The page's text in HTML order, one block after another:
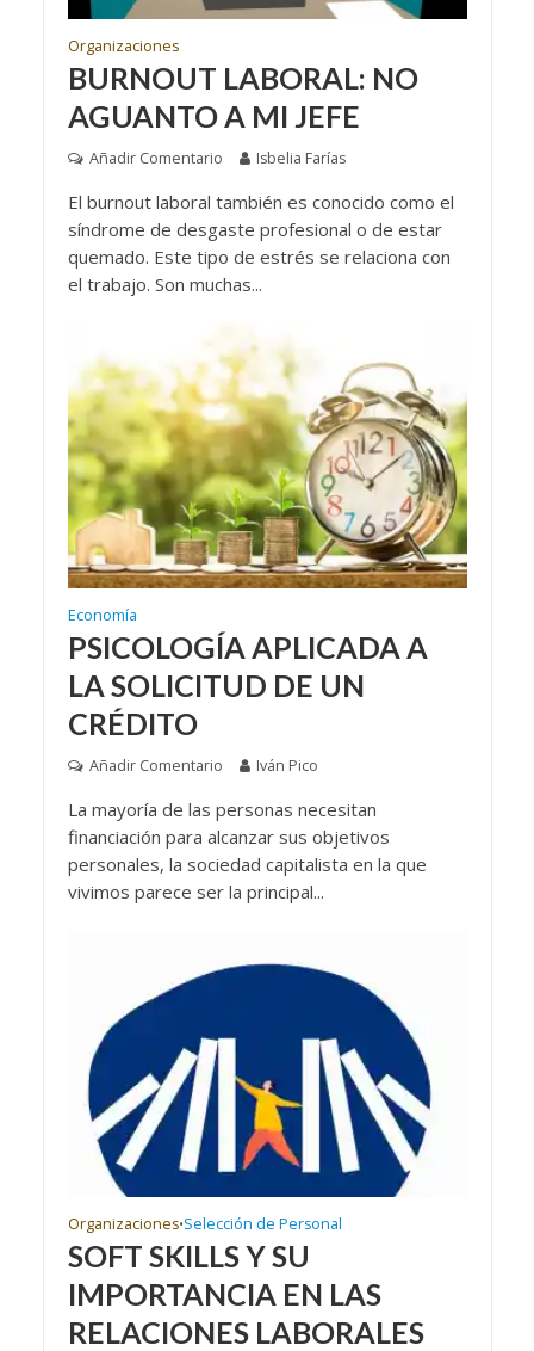
Organizaciones
BURNOUT LABORAL: NO
AGUANTO A MI JEFE
Añadir Comentario Isbelia Farías
El burnout laboral también es conocido como el
síndrome de desgaste profesional o de estar
quemado. Este tipo de estrés se relaciona con
el trabajo. Son muchas...
Economía
PSICOLOGÍA APLICADA A
LA SOLICITUD DE UN
CRÉDITO
Añadir Comentario Iván Pico
La mayoría de las personas necesitan
financiación para alcanzar sus objetivos
personales, la sociedad capitalista en la que
vivimos parece ser la principal...
Organizaciones•Selección de Personal
SOFT SKILLS Y SU
IMPORTANCIA EN LAS
RELACIONES LABORALES